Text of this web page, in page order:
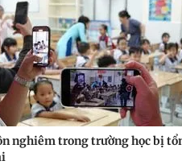
nghiêm trong trường học bị